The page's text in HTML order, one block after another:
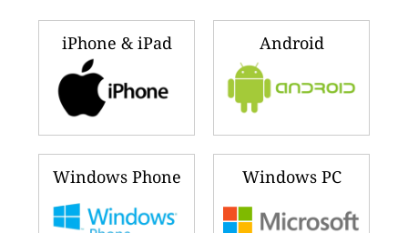
iPhone & iPad Android
Windows Phone Windows PC